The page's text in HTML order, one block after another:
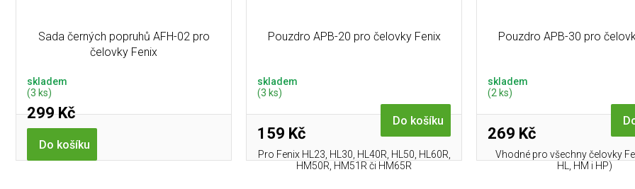
Sada černých popruhů AFH-02 pro
čelovky Fenix
skladem
(3 ks)
299 Kč
Do košíku
Pouzdro APB-20 pro čelovky Fenix
skladem
(3 ks)
159 Kč
Do košíku
Pro Fenix HL23, HL30, HL40R, HL50, HL60R,
HM50R, HM51R či HM65R
Pouzdro APB-30 pro
skladem
(2 ks)
269 Kč
Vhodné pro všechny čelovky
HL, HM i HP)